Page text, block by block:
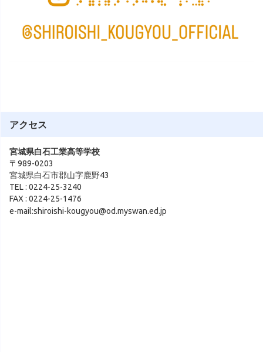
アクセス
宮城県白石工業高等学校
〒989-0203
宮城県白石市郡山字鹿野43
TEL : 0224-25-3240
FAX : 0224-25-1476
e-mail:shiroishi-kougyou@od.myswan.ed.jp